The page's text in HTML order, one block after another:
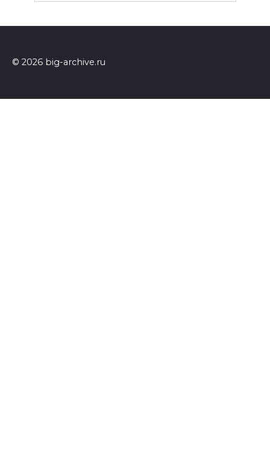
© 2026 big-archive.ru